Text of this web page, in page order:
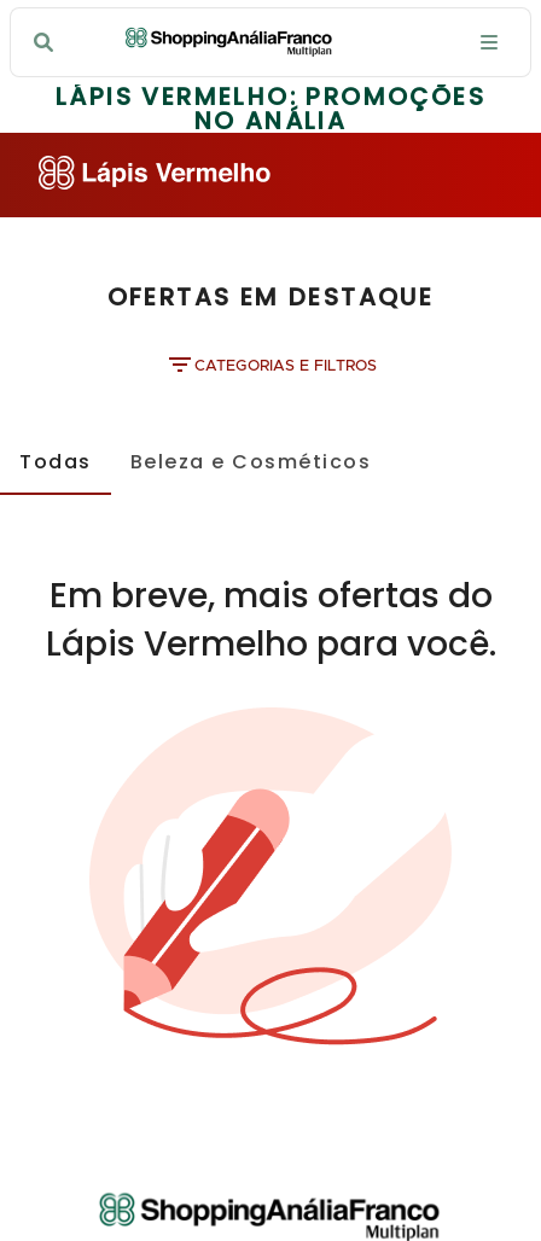
LÁPIS VERMELHO: PROMOÇÕES
NO ANÁLIA
OFERTAS EM DESTAQUE
CATEGORIAS E FILTROS
Todas Beleza e Cosméticos
Em breve, mais ofertas do
Lápis Vermelho para você.